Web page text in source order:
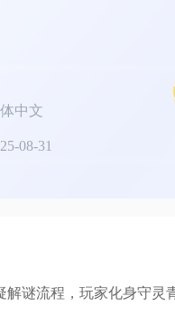
中文
08-31
谜流程，玩家化身守灵